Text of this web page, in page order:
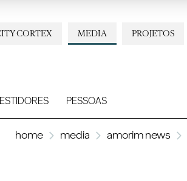
PROJETOS
MEDIA
CORTEX
PESSOAS
home media amorim news